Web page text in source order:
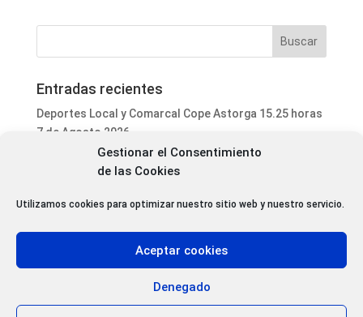
Gestionar el Consentimiento
de las Cookies
Utilizamos cookies para optimizar nuestro sitio web y nuestro servicio.
Aceptar cookies
Denegado
Entradas recientes
Deportes Local y Comarcal Cope Astorga 15.25 horas
7 de Agosto 2026
Informativo Mediodía Cope Astorga 14.20 horas 7 de
Agosto 2026
San Justo de la Vega acoge este fin de semana un
Programa Local Cope Astorga 7 de Agosto 2026
Abiertas las inscripciones para el XXVII Torneo de
Ajedrez de las Fiestas de Santa Marta